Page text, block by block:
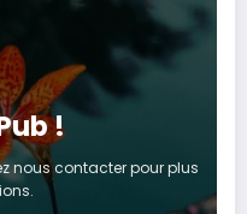
!
nous contacter pour plus